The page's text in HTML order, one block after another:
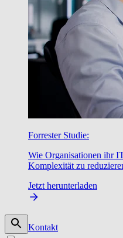
Forrester Studie:
Wie Organisationen ihr
Komplexität zu
Jetzt herunterladen
Kontakt